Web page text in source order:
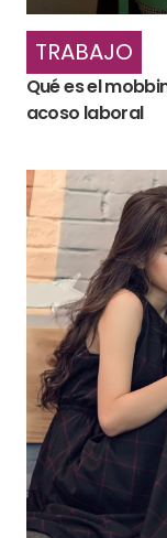
TRABAJO
Qué es el
acoso laboral